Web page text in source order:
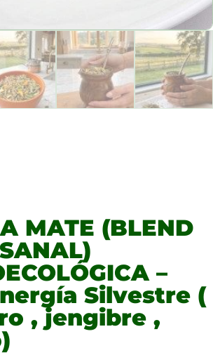
MATE (BLEND
–
Silvestre (
, jengibre ,